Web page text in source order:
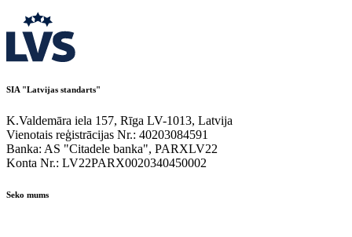
SIA "Latvijas standarts"
K.Valdemāra iela 157, Rīga LV-1013, Latvija
Vienotais reģistrācijas Nr.: 40203084591
Banka: AS "Citadele banka", PARXLV22
Konta Nr.: LV22PARX0020340450002
Seko mums